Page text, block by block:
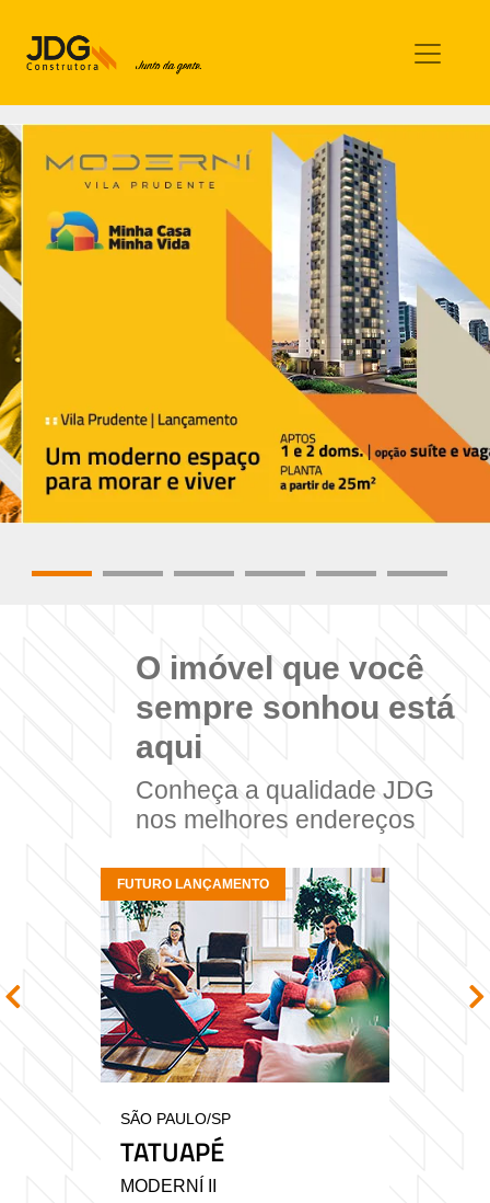
Contato
Sobre nós
Blog
O imóvel que você
sempre sonhou está
aqui
Conheça a qualidade JDG
nos melhores endereços
SÃO PAULO/SP
TATUAPÉ
MODERNÍ II
FUTURO LANÇAMENTO